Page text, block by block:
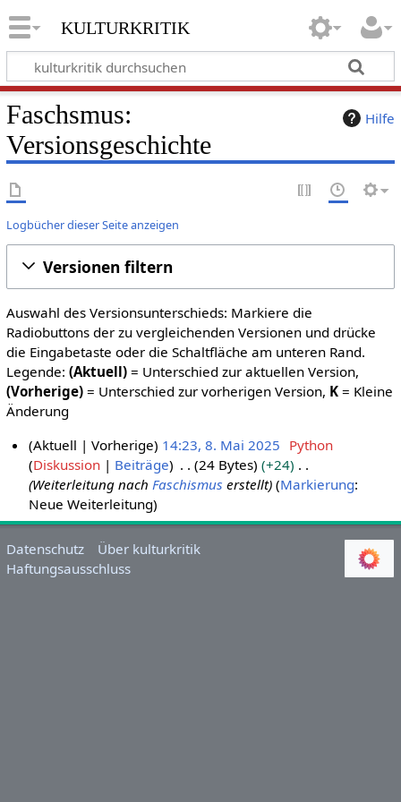
kulturkritik
Hilfe
Faschsmus:
Versionsgeschichte
Logbücher dieser Seite anzeigen
Versionen filtern
Auswahl des Versionsunterschieds: Markiere die
Radiobuttons der zu vergleichenden Versionen und drücke
die Eingabetaste oder die Schaltfläche am unteren Rand.
Legende: (Aktuell)= Unterschied zur aktuellen Version,
(Vorherige)= Unterschied zur vorherigen Version, K= Kleine
Änderung
a
i
2
Aktuell Vorherige 14:23, 8. Mai 2025 Python
Diskussion
Beiträge 24 Bytes
+24
Weiterleitung nachFaschismus erstellt Markierung:
Neue Weiterleitung
Datenschutz
Über kulturkritik
Haftungsausschluss